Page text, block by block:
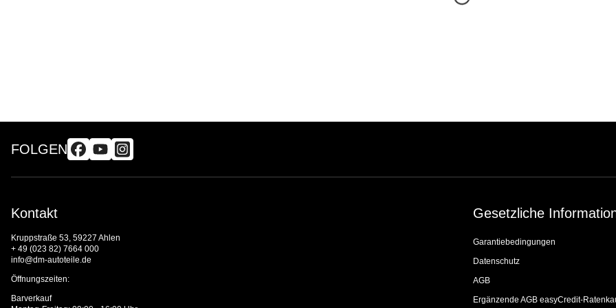
FOLGEN
Kontakt
Kruppstraße 53, 59227 Ahlen
+ 49 (023 82) 7664 000
info@dm-autoteile.de
Öffnungszeiten:
Barverkauf
Gesetzliche
Garantiebedingungen
Datenschutz
AGB
Ergänzende AGB easyCredit-